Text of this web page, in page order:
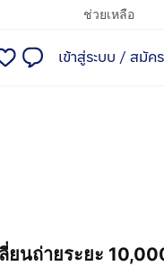
ช่วยเหลือ
เข้าสู่ระบบ / สมัค
นถ่ายระยะ